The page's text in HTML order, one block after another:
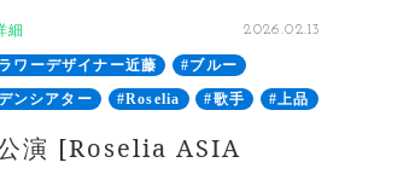
細 2026.02.13
ワーデザイナー近藤
#ブルー
ンシアター #Roselia #歌手 #上品
演 [Roselia ASIA